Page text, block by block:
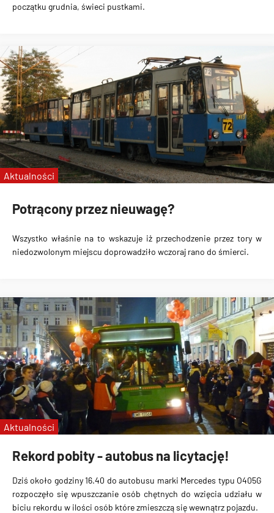
początku grudnia, świeci pustkami.
Potrącony przez nieuwagę?
Wszystko właśnie na to wskazuje iż przechodzenie przez tory w
niedozwolonym miejscu doprowadziło wczoraj rano do śmierci.
Aktualności
Rekord pobity - autobus na licytację!
Dziś około godziny 16.40 do autobusu marki Mercedes typu O405G
rozpoczęło się wpuszczanie osób chętnych do wzięcia udziału w
biciu rekordu w ilości osób które zmieszczą się wewnątrz pojazdu.
Aktualności